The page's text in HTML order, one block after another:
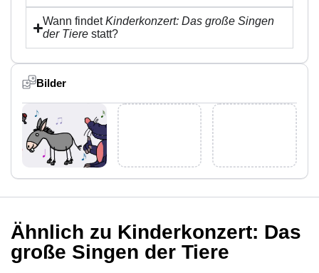
Wann findetKinderkonzert: Das große Singen
der Tiere statt?
Bilder
Ähnlich zu Kinderkonzert: Das
große Singen der Tiere